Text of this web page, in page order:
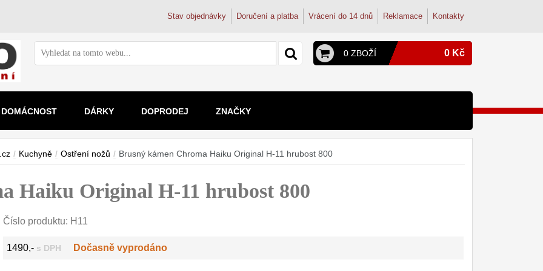
Stav objednávky Doručení a platba Vrácení do 14 dnů Reklamace Kontakty
0 ZBOŽÍ 0 Kč
Ostření nožů
Brusné kameny
Doplňky a díly
Vodní filtry a konvice
Filtrační konvice
Filtry pod dřez
Magnetické lišty na nože
Trojcestné dřezové baterie
DOMÁCNOST
Zvětšovací skla
2x
3x-4x
nad 5x
Mikroskopy
Pro děti
Kapesní
DÁRKY DOPRODEJ ZNAČKY
/ Kuchyně / Ostření nožů / Brusný kámen Chroma Haiku Original H-11 hrubost 800
Haiku Original H-11 hrubost 800
Číslo produktu: H11
1490,- s DPH Dočasně vyprodáno